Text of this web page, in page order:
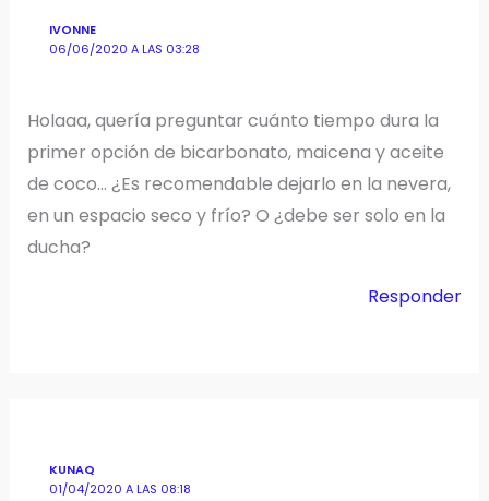
IVONNE
06/06/2020 A LAS 03:28
Holaaa, quería preguntar cuánto tiempo dura la
primer opción de bicarbonato, maicena y aceite
de coco… ¿Es recomendable dejarlo en la nevera,
en un espacio seco y frío? O ¿debe ser solo en la
ducha?
Responder
KUNAQ
01/04/2020 A LAS 08:18